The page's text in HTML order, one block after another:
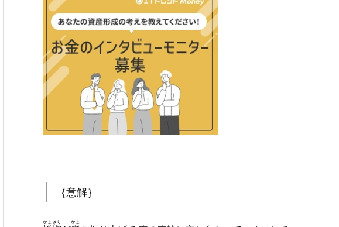
｛意解｝
かまきり かま